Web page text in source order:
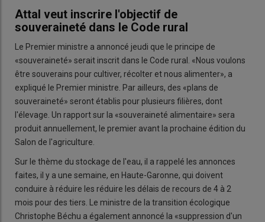
Attal veut inscrire l'objectif de
souveraineté dans le Code rural
Le Premier ministre a annoncé jeudi que le principe de
«souveraineté» serait inscrit dans le Code rural. «Nous voulons
être souverains pour cultiver, récolter et nous alimenter», a
expliqué le Premier ministre. Par ailleurs, des «plans de
souveraineté» seront établis pour plusieurs filières, dont
l'élevage. Un rapport sur la «souveraineté alimentaire» sera
produit annuellement, le premier avant la prochaine édition du
Salon de l'agriculture.
Sur le thème du stockage de l'eau, il a rappelé les annonces
faites, il y a une semaine, en Haute-Garonne, qui doivent
conduire à réduire les réduire les délais de recours de 4 à 2
mois pour des tiers. Le ministre de la transition écologique
Christophe Béchu a également annoncé la «suppression d'un